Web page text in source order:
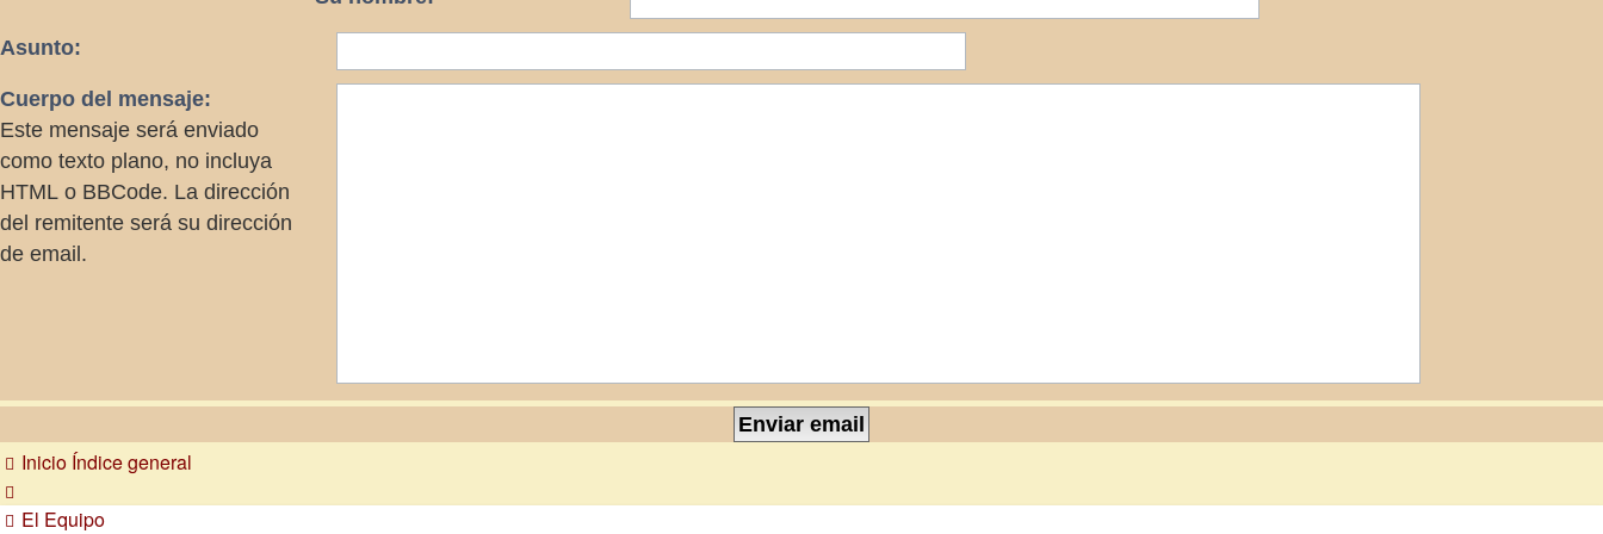
Asunto:
Cuerpo del mensaje:
Este mensaje será enviado
como texto plano, no incluya
HTML o BBCode. La dirección
del remitente será su dirección
de email.
Inicio Índice general
El Equipo